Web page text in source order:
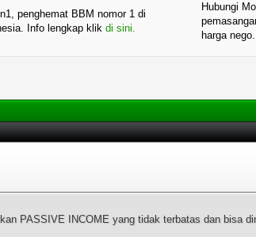
penghemat BBM nomor 1 di
Info lengkap klikdi sini.
Hubungi
harga nego.
PASSIVE INCOME yang tidak terbatas dan bisa